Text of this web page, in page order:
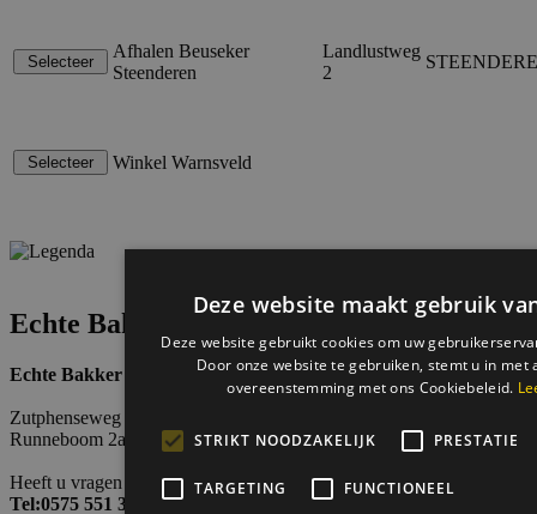
Afhalen Beuseker
Steenderen
Landlustweg
2
Winkel Warnsveld
Echte Bakker Van Asselt
Echte Bakker Van Asselt
Zutphenseweg 18 Vorden,
Runneboom 2a Warnsveld
Heeft u vragen belt u dan met de winkel in Vorden
Tel:0575 551 384
of Warnsveld
Deze website maakt gebruik
Deze website gebruikt cookies om uw
Door onze website te gebruiken, stemt u in met
overeenstemming met ons Cookiebeleid.
STRIKT NOODZAKELIJK PRESTATIE
TARGETING FUNCTIONEEL